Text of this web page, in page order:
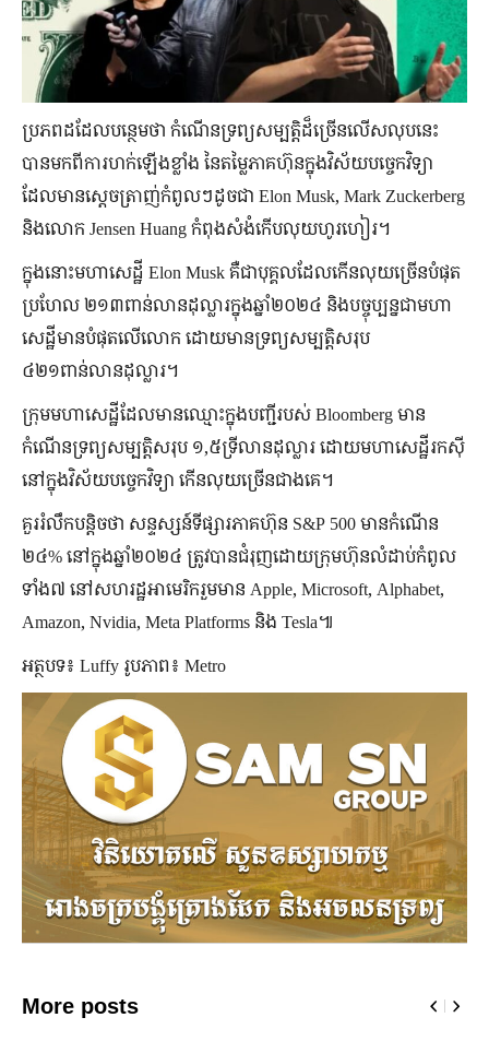
ប្រភពដដែលបន្ថេមថា កំណើនទ្រព្យសម្បត្តិដ៏ច្រើនលើសលុបនេះ
បានមកពីការហក់ឡើងខ្លាំង នៃតម្លៃភាគហ៊ុនក្នុងវិស័យបច្ចេកវិទ្យា
ដែលមានស្ដេចត្រាញ់កំពូលៗដូចជា Elon Musk, Mark Zuckerberg
និងលោក Jensen Huang កំពុងសំងំកើបលុយហូរហៀរ។
ក្នុងនោះមហាសេដ្ឋី Elon Musk គឺជាបុគ្គលដែលកើនលុយច្រើនបំផុត
ប្រហែល ២១៣ពាន់លានដុល្លារក្នុងឆ្នាំ២០២៤ និងបច្ចុប្បន្នជាមហា
សេដ្ឋីមានបំផុតលើលោក ដោយមានទ្រព្យសម្បត្តិសរុប
៤២១ពាន់លានដុល្លារ។
ក្រុមមហាសេដ្ឋីដែលមានឈ្មោះក្នុងបញ្ជីរបស់ Bloomberg មាន
កំណើនទ្រព្យសម្បត្តិសរុប ១,៥ទ្រីលានដុល្លារ ដោយមហាសេដ្ឋីរកស៊ី
នៅក្នុងវិស័យបច្ចេកវិទ្យា កើនលុយច្រើនជាងគេ។
គួររំលឹកបន្តិចថា សន្ទស្សន៍ទីផ្សារភាគហ៊ុន S&P 500 មានកំណើន
២៤% នៅក្នុងឆ្នាំ២០២៤ ត្រូវបានជំរុញដោយក្រុមហ៊ុនលំដាប់កំពូល
ទាំង៧ នៅសហរដ្ឋអាមេរិករួមមាន Apple, Microsoft, Alphabet,
Amazon, Nvidia, Meta Platforms និង Tesla៕
អត្ថបទ៖ Luffy រូបភាព៖ Metro
More posts